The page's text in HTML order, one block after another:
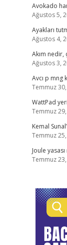
Avokado
Ağustos 5,
Ayakları
Ağustos 4,
Akım
Ağustos 3,
Avcı p mng
Temmuz
WattPad
Temmuz
Kemal
Temmuz
Joule
Temmuz